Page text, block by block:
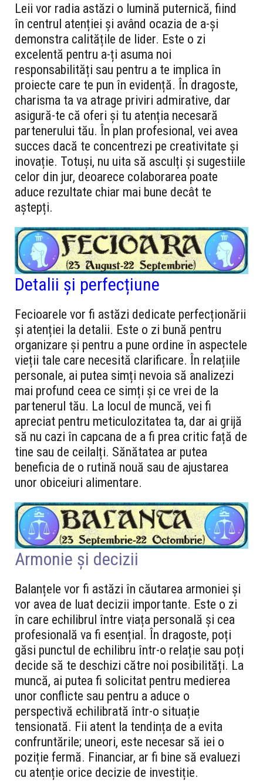
Leii vor radia astăzi o lumină puternică, fiind
în centrul atenției și având ocazia de a-și
demonstra calitățile de lider. Este o zi
excelentă pentru a-ți asuma noi
responsabilități sau pentru a te implica în
proiecte care te pun în evidență. În dragoste,
charisma ta va atrage priviri admirative, dar
asigură-te că oferi și tu atenția necesară
partenerului tău. În plan profesional, vei avea
succes dacă te concentrezi pe creativitate și
inovație. Totuși, nu uita să asculți și sugestiile
celor din jur, deoarece colaborarea poate
aduce rezultate chiar mai bune decât te
aștepți.
Detalii și perfecțiune
Fecioarele vor fi astăzi dedicate perfecționării
și atenției la detalii. Este o zi bună pentru
organizare și pentru a pune ordine în aspectele
vieții tale care necesită clarificare. În relațiile
personale, ai putea simți nevoia să analizezi
mai profund ceea ce simți și ce vrei de la
partenerul tău. La locul de muncă, vei fi
apreciat pentru meticulozitatea ta, dar ai grijă
să nu cazi în capcana de a fi prea critic față de
tine sau de ceilalți. Sănătatea ar putea
beneficia de o rutină nouă sau de ajustarea
unor obiceiuri alimentare.
Armonie și decizii
Balanțele vor fi astăzi în căutarea armoniei și
vor avea de luat decizii importante. Este o zi
în care echilibrul între viața personală și cea
profesională va fi esențial. În dragoste, poți
găsi punctul de echilibru într-o relație sau poți
decide să te deschizi către noi posibilități. La
muncă, ai putea fi solicitat pentru medierea
unor conflicte sau pentru a aduce o
perspectivă echilibrată într-o situație
tensionată. Fii atent la tendința de a evita
confruntările; uneori, este necesar să iei o
poziție fermă. Financiar, ar fi bine să evaluezi
cu atenție orice decizie de investiție.